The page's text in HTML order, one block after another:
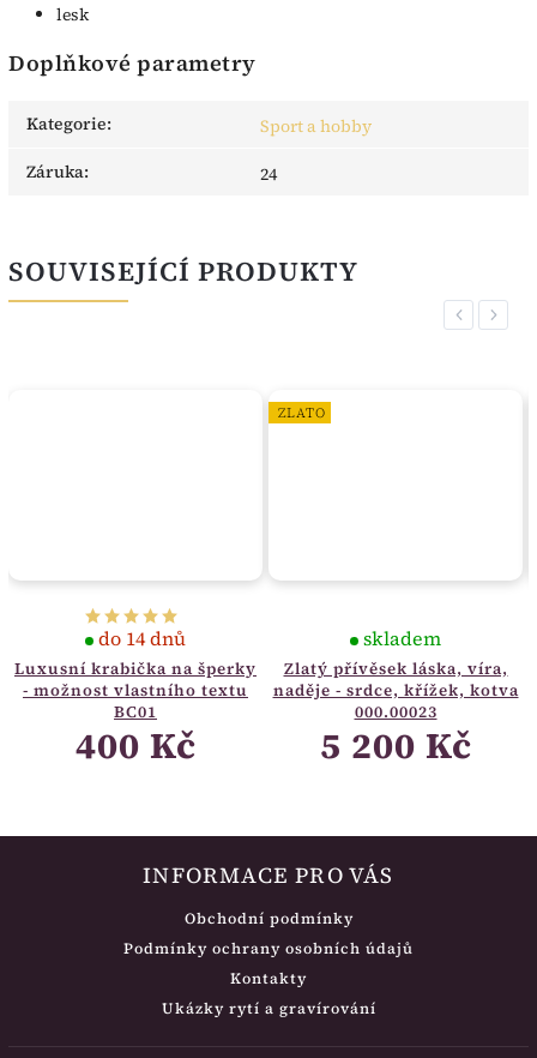
lesk
Doplňkové parametry
Kategorie:
Sport a hobby
Záruka: 24
SOUVISEJÍCÍ PRODUKTY
Previous
Luxusní krabička na šperky
- možnost vlastního textu
BC01
do 14 dnů
400 Kč
ZLATO
Zlatý přívěsek láska, víra,
naděje - srdce, křížek, kotva
000.00023
skladem
5 200 Kč
Next
INFORMACE PRO VÁS
Obchodní podmínky
Podmínky ochrany osobních údajů
Kontakty
Ukázky rytí a gravírování